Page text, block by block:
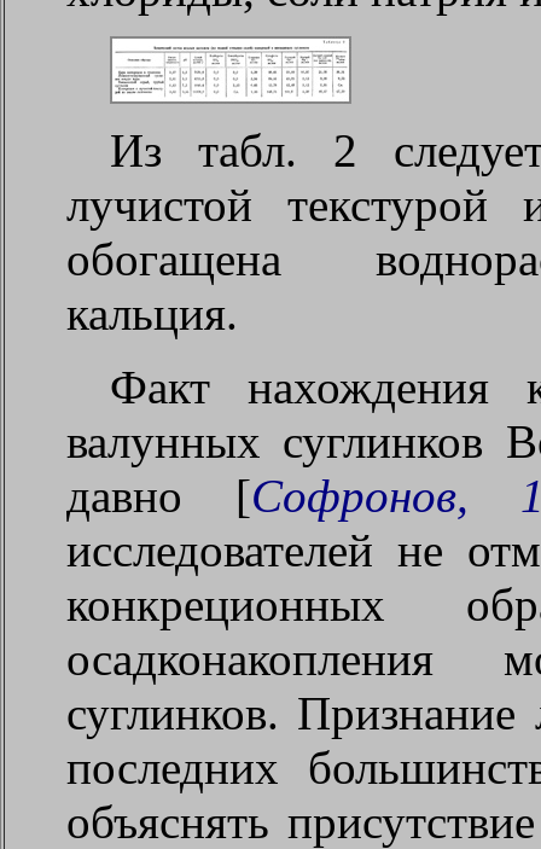
Из табл. 2
лучистой текстурой
обогащена
кальция.
Факт нахождения
валунных суглинков
давно [Софронов,
исследователей не
конкреционных
осадконакопления
суглинков.
последних
объяснять